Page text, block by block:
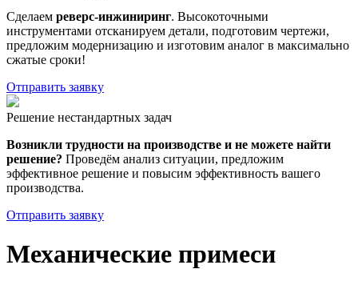
Сделаем реверс-инжиниринг. Высокоточными
инструментами отсканируем детали, подготовим чертежи,
предложим модернизацию и изготовим аналог в максимально
сжатые сроки!
Отправить заявку
Решение нестандартных задач
Возникли трудности на производстве и не можете найти
решение? Проведём анализ ситуации, предложим
эффективное решение и повысим эффективность вашего
производства.
Отправить заявку
Механические примеси